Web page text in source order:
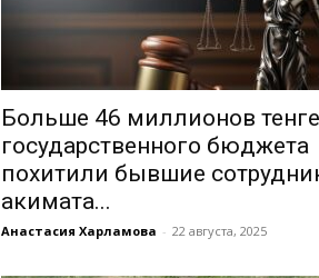
Больше 46 миллионов
государственного бюджета
похитили бывшие
акимата...
Анастасия Харламова - 22 августа, 2025